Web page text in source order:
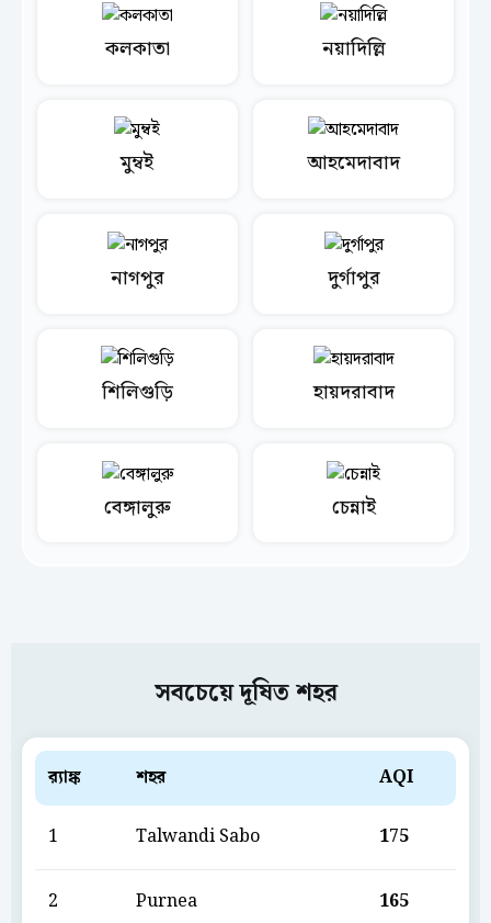
কলকাতা নয়াদিল্লি
মুম্বই আহমেদাবাদ
নাগপুর দুর্গাপুর
শিলিগুড়ি হায়দরাবাদ
বেঙ্গালুরু চেন্নাই
সবচেয়ে দূষিত শহর
ব়্যাঙ্ক শহর AQI
1 Talwandi Sabo 175
2 Purnea 165